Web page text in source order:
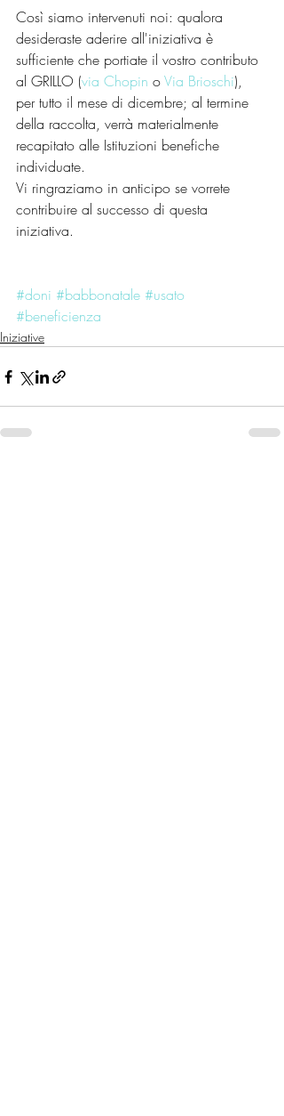
Così siamo intervenuti noi: qualora
desideraste aderire all'iniziativa è
sufficiente che portiate il vostro contributo
al GRILLO (via Chopin o Via Brioschi),
per tutto il mese di dicembre; al termine
della raccolta, verrà materialmente
recapitato alle Istituzioni benefiche
individuate.
Vi ringraziamo in anticipo se vorrete
contribuire al successo di questa
iniziativa.
#doni #babbonatale #usato
#beneficienza
Iniziative